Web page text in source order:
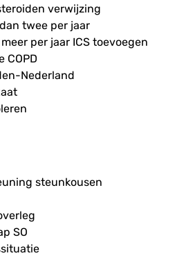
verwijzing
twee per jaar
per jaar ICS toevoegen
COPD
Nederland
steunkousen
SO